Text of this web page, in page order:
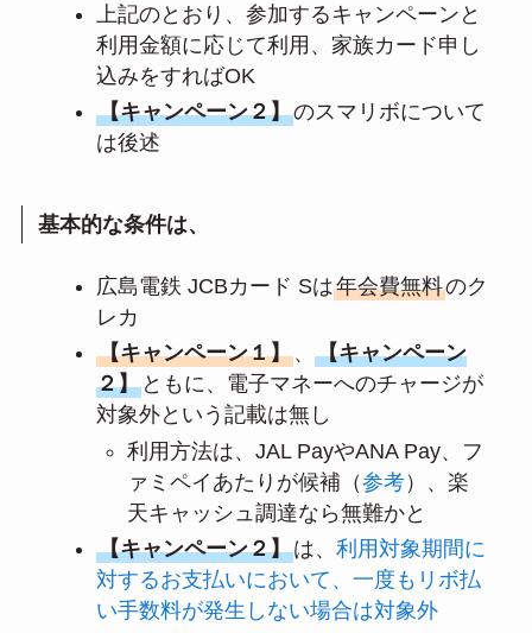
上記のとおり、参加するキャンペーンと
利用金額に応じて利用、家族カード申し
込みをすればOK
【キャンペーン２】のスマリボについて
は後述
基本的な条件は、
広島電鉄 JCBカード Sは年会費無料のク
レカ
【キャンペーン１】、 【キャンペーン
２】ともに、電子マネーへのチャージが
対象外という記載は無し
利用方法は、JAL PayやANA Pay、フ
ァミペイあたりが候補（参考）、楽
天キャッシュ調達なら無難かと
【キャンペーン２】は、 利用対象期間に
対するお支払いにおいて、一度もリボ払
い手数料が発生しない場合は対象外